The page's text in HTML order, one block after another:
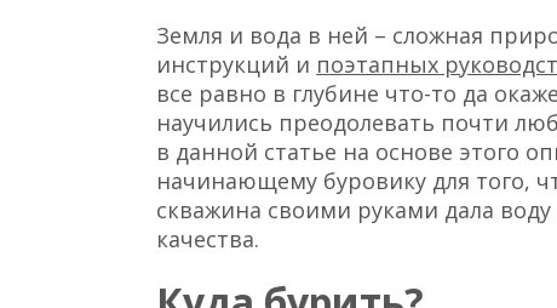
Земля и вода в ней – сложная
инструкций и поэтапных
все равно в глубине что-то да
научились преодолевать почти
в данной статье на основе этого
начинающему буровику для того,
скважина своими руками дала воду
качества.